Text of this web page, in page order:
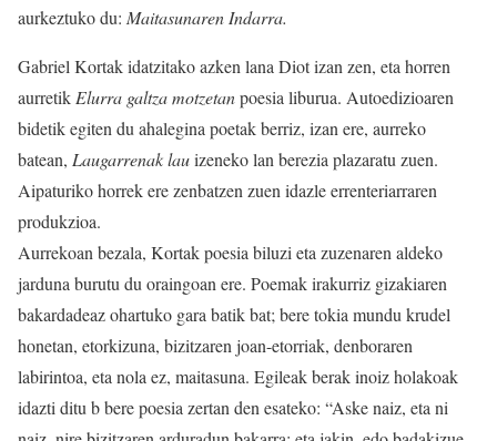
aurkeztuko du: Maitasunaren Indarra.
Gabriel Kortak idatzitako azken lana Diot izan zen, eta horren
aurretikElurra galtza motzetanpoesia liburua. Autoedizioaren
bidetik egiten du ahalegina poetak berriz, izan ere, aurreko
batean, Laugarrenak lauizeneko lan berezia plazaratu zuen.
Aipaturiko horrek ere zenbatzen zuen idazle errenteriarraren
produkzioa.
Aurrekoan bezala, Kortak poesia biluzi eta zuzenaren aldeko
jarduna burutu du oraingoan ere. Poemak irakurriz gizakiaren
bakardadeaz ohartuko gara batik bat; bere tokia mundu krudel
honetan, etorkizuna, bizitzaren joan-etorriak, denboraren
labirintoa, eta nola ez, maitasuna. Egileak berak inoiz holakoak
idazti ditu b bere poesia zertan den esateko: “Aske naiz, eta ni